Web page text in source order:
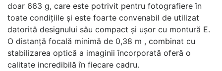
doar 663 g, care este potrivit pentru fotografiere în
toate condițiile și este foarte convenabil de utilizat
datorită designului său compact și ușor cu montură E.
O distanță focală minimă de 0,38 m , combinat cu
stabilizarea optică a imaginii încorporată oferă o
calitate incredibilă în fiecare cadru.